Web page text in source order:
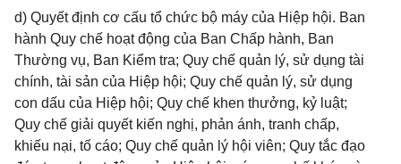
d) Quyết định cơ cấu tổ chức bộ máy của Hiệp hội. Ban
hành Quy chế hoạt động của Ban Chấp hành, Ban
Thường vụ, Ban Kiểm tra; Quy chế quản lý, sử dụng tài
chính, tài sản của Hiệp hội; Quy chế quản lý, sử dụng
con dấu của Hiệp hội; Quy chế khen thưởng, kỷ luật;
Quy chế giải quyết kiến nghị, phản ánh, tranh chấp,
khiếu nại, tố cáo; Quy chế quản lý hội viên; Quy tắc đạo